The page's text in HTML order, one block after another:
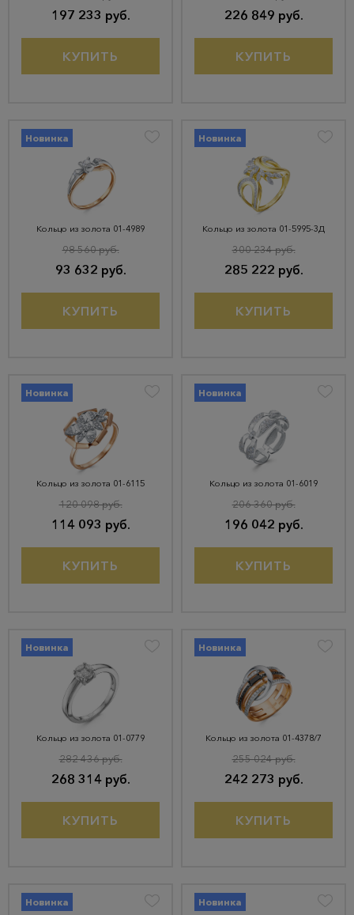
197 233 руб.
КУПИТЬ
226 849 руб.
КУПИТЬ
Новинка
Кольцо из золота 01-4989
93 632 руб.
98 560 руб.
КУПИТЬ
Новинка
Кольцо из золота 01-5995-3Д
285 222 руб.
300 234 руб.
КУПИТЬ
Новинка
Кольцо из золота 01-6115
114 093 руб.
120 098 руб.
КУПИТЬ
Новинка
Кольцо из золота 01-6019
196 042 руб.
206 360 руб.
КУПИТЬ
Новинка
Кольцо из золота 01-0779
268 314 руб.
282 436 руб.
КУПИТЬ
Новинка
Кольцо из золота 01-4378/7
242 273 руб.
255 024 руб.
КУПИТЬ
Новинка Новинка